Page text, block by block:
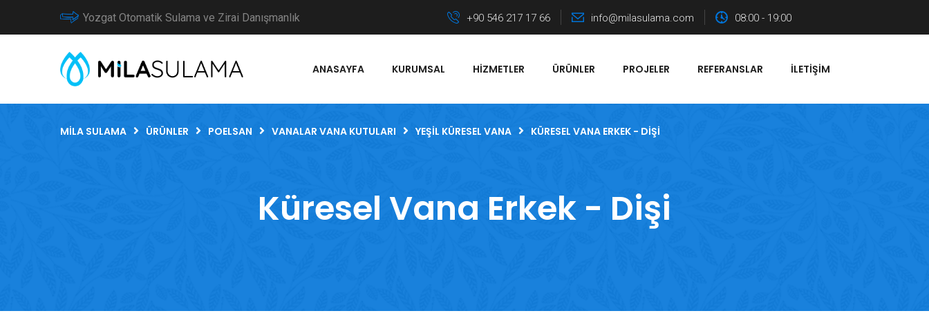
Yozgat Otomatik Sulama ve Zirai Danışmanlık +90 546 217 17 66 info@milasulama.com 08:00 - 19:00
ANASAYFA KURUMSAL HIZMETLER ÜRÜNLER PROJELER REFERANSLAR İLETIŞIM
MILA SULAMA ÜRÜNLER POELSAN VANALAR VANA KUTULARI YEŞIL KÜRESEL VANA KÜRESEL VANA ERKEK - DIŞI
Küresel Vana Erkek - Dişi